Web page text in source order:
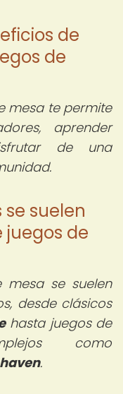
de
de
mesa te permite
aprender
de una
se suelen
juegos de
mesa se suelen
desde clásicos
hasta juegos de
como
.